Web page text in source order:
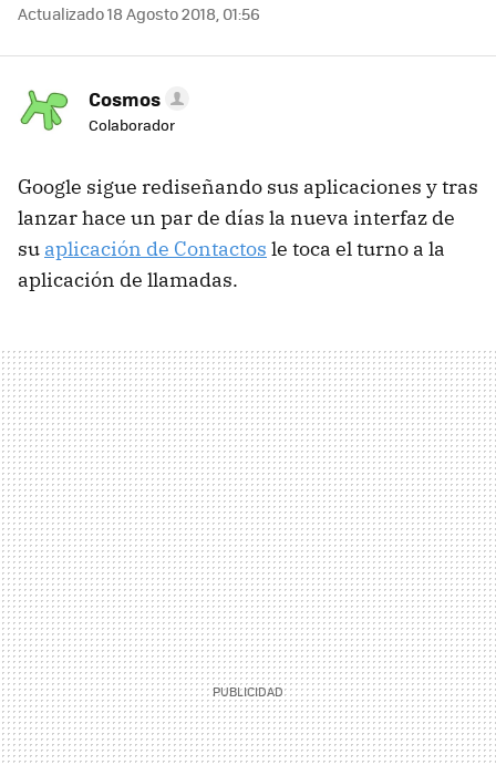
Actualizado 18 Agosto 2018, 01:56
Cosmos
Colaborador
Google sigue rediseñando sus aplicaciones y tras
lanzar hace un par de días la nueva interfaz de
su aplicación de Contactos le toca el turno a la
aplicación de llamadas.